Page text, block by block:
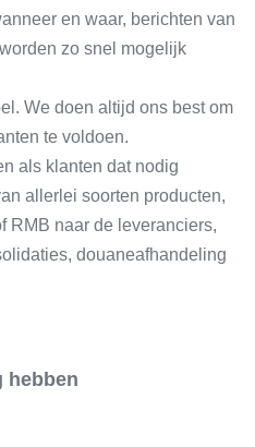
en waar, berichten van
zo snel mogelijk
We doen altijd ons best om
te voldoen.
als klanten dat nodig
allerlei soorten producten,
RMB naar de leveranciers,
douaneafhandeling
hebben